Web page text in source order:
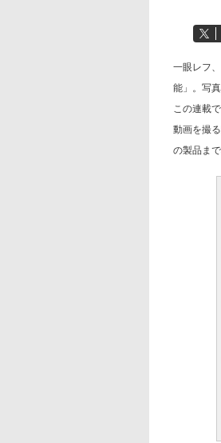
一眼レフ
能」。写
この連載
動画を撮
の製品ま